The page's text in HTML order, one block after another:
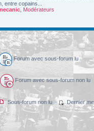
entre copains...
Modérateurs
Forum avec sous-forum lu
Forum avec sous-forum non lu
Sous-forum non lu Dernier